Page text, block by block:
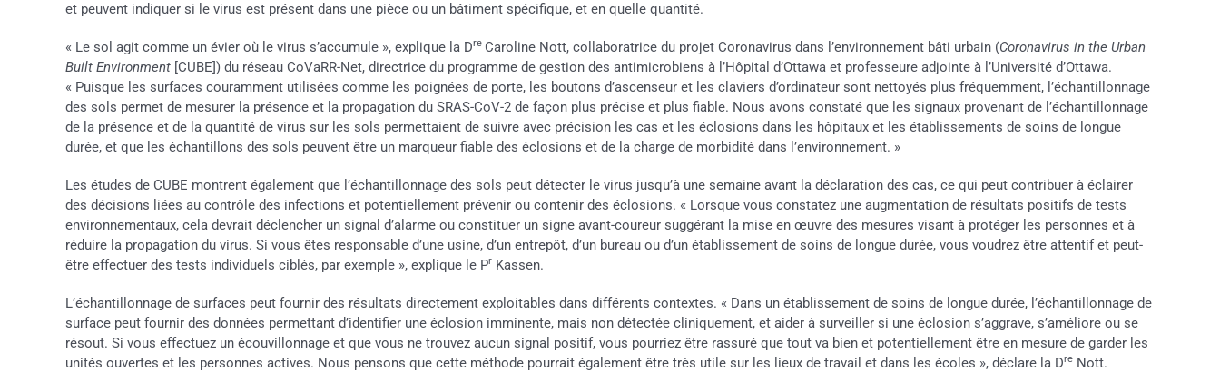
et peuvent indiquer si le virus est présent dans une pièce ou un bâtiment spécifique, et en quelle quantité.
« Le sol agit comme un évier où le virus s’accumule », explique la Dre Caroline Nott, collaboratrice du projet Coronavirus dans l’environnement bâti urbain (Coronavirus in the Urban
Built Environment[CUBE]) du réseau CoVaRR-Net, directrice du programme de gestion des antimicrobiens à l’Hôpital d’Ottawa et professeure adjointe à l’Université d’Ottawa.
« Puisque les surfaces couramment utilisées comme les poignées de porte, les boutons d’ascenseur et les claviers d’ordinateur sont nettoyés plus fréquemment, l’échantillonnage
des sols permet de mesurer la présence et la propagation du SRAS-CoV-2 de façon plus précise et plus fiable. Nous avons constaté que les signaux provenant de l’échantillonnage
de la présence et de la quantité de virus sur les sols permettaient de suivre avec précision les cas et les éclosions dans les hôpitaux et les établissements de soins de longue
durée, et que les échantillons des sols peuvent être un marqueur fiable des éclosions et de la charge de morbidité dans l’environnement. »
Les études de CUBE montrent également que l’échantillonnage des sols peut détecter le virus jusqu’à une semaine avant la déclaration des cas, ce qui peut contribuer à éclairer
des décisions liées au contrôle des infections et potentiellement prévenir ou contenir des éclosions. « Lorsque vous constatez une augmentation de résultats positifs de tests
environnementaux, cela devrait déclencher un signal d’alarme ou constituer un signe avant-coureur suggérant la mise en œuvre des mesures visant à protéger les personnes et à
réduire la propagation du virus. Si vous êtes responsable d’une usine, d’un entrepôt, d’un bureau ou d’un établissement de soins de longue durée, vous voudrez être attentif et peut-
être effectuer des tests individuels ciblés, par exemple », explique le PrKassen.
L’échantillonnage de surfaces peut fournir des résultats directement exploitables dans différents contextes. « Dans un établissement de soins de longue durée, l’échantillonnage de
surface peut fournir des données permettant d’identifier une éclosion imminente, mais non détectée cliniquement, et aider à surveiller si une éclosion s’aggrave, s’améliore ou se
résout. Si vous effectuez un écouvillonnage et que vous ne trouvez aucun signal positif, vous pourriez être rassuré que tout va bien et potentiellement être en mesure de garder les
unités ouvertes et les personnes actives. Nous pensons que cette méthode pourrait également être très utile sur les lieux de travail et dans les écoles », déclare la DreNott.